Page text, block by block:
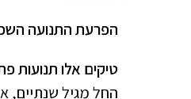
הפרעת התנועה
טיקים אלו תנועות